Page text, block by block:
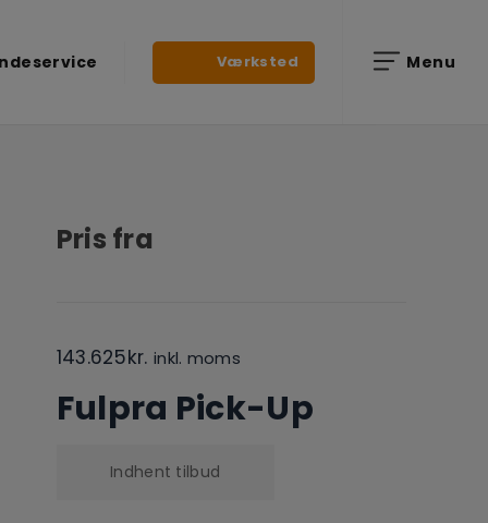
Menu
Værksted
Pris fra
143.625kr. inkl. moms
Fulpra Pick-Up
Indhent tilbud